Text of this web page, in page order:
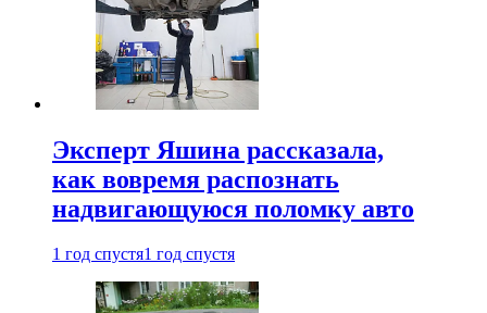
Эксперт Яшина рассказала,
как вовремя распознать
надвигающуюся поломку авто
1 год спустя1 год спустя